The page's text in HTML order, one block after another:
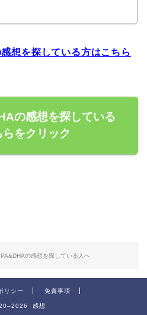
想を探している方はこちら
の感想を探している
をクリック
の感想を探している人へ
リシー 免責事項
感想